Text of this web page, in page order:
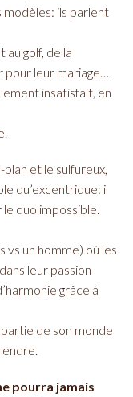
modèles: ils parlent
au golf, de la
leur mariage…
insatisfait, en
et le sulfureux,
qu’excentrique: il
duo impossible.
vs un homme) où les
leur passion
grâce à
de son monde
pourra jamais